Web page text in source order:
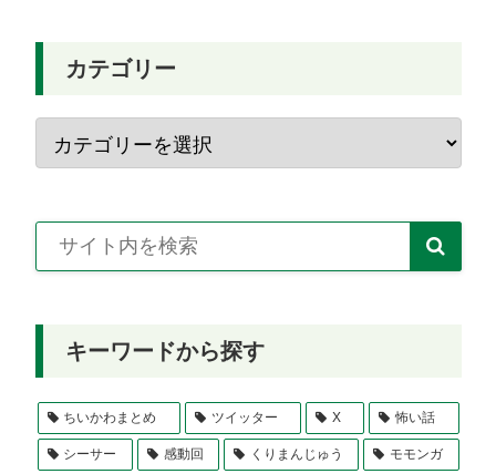
カテゴリー
キーワードから探す
ちいかわまとめ ツイッター X 怖い話
シーサー 感動回 くりまんじゅう モモンガ